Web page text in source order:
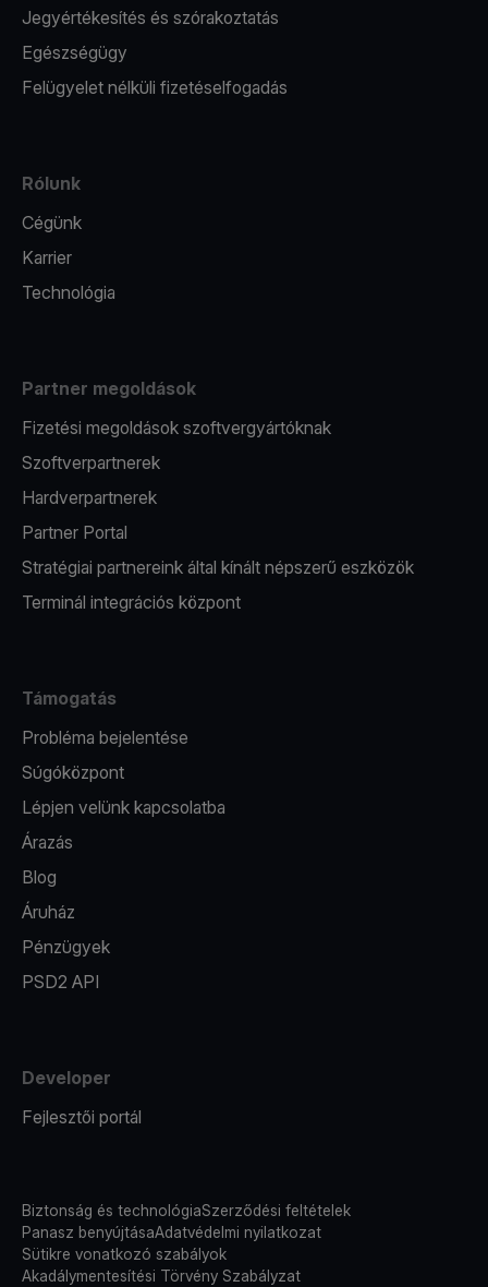
Jegyértékesítés és szórakoztatás
Egészségügy
Felügyelet nélküli fizetéselfogadás
Rólunk
Cégünk
Karrier
Technológia
Partner megoldások
Fizetési megoldások szoftvergyártóknak
Szoftverpartnerek
Hardverpartnerek
Partner Portal
Stratégiai partnereink által kínált népszerű eszközök
Terminál integrációs központ
Támogatás
Probléma bejelentése
Súgóközpont
Lépjen velünk kapcsolatba
Árazás
Blog
Áruház
Pénzügyek
PSD2 API
Developer
Fejlesztői portál
Biztonság és technológiaSzerződési feltételek
Panasz benyújtásaAdatvédelmi nyilatkozat
Sütikre vonatkozó szabályok
Akadálymentesítési Törvény Szabályzat